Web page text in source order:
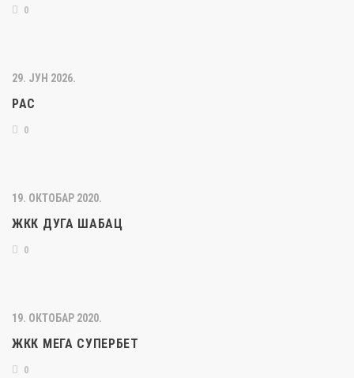
0
29. ЈУН 2026.
РАС
0
19. ОКТОБАР 2020.
ЖКК ДУГА ШАБАЦ
0
19. ОКТОБАР 2020.
ЖКК МЕГА СУПЕРБЕТ
0